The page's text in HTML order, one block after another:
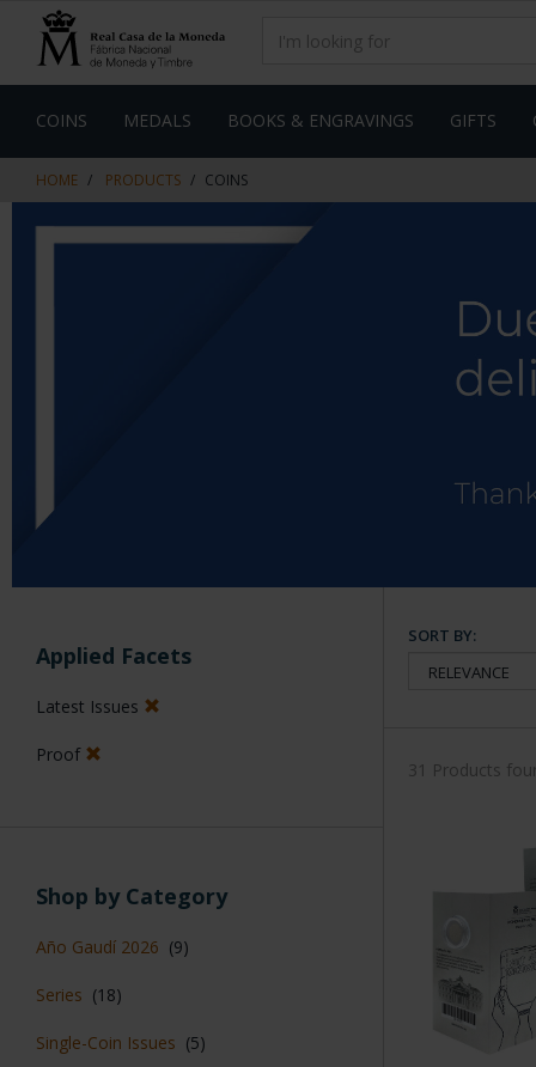
content
navigation
menu
COINS
MEDALS BOOKS & ENGRAVINGS GIFTS
HOME PRODUCTS COINS
Applied Facets
Latest Issues
Proof
Shop by Category
Año Gaudí 2026 (9)
Series (18)
Single-Coin Issues (5)
SORT BY:
31 Products